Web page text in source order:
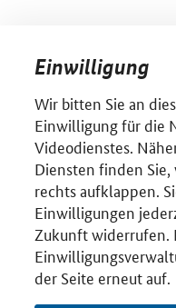
Einwilligung
Wir bitten Sie an
Einwilligung für die
Videodienstes.
Diensten finden
rechts aufklappen.
Einwilligungen
Zukunft widerrufen.
der Seite erneut auf.